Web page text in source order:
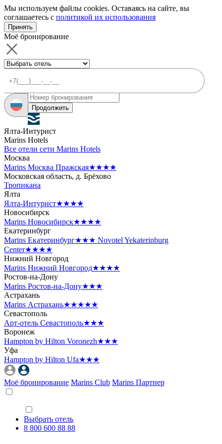
Мы используем файлы cookies. Оставаясь на сайте, вы
соглашаетесь с политикой их использования
Принять
Моё бронирование
Продолжить
Ялта-Интурист
Marins Hotels
Все отели сети Marins Hotels
Москва
Marins Москва Пражская★★★★
Московская область, д. Брёхово
Тропикана
Ялта
Ялта-Интурист★★★★
Новосибирск
Marins Новосибирск★★★★
Екатеринбург
Marins Екатеринбург★★★ Novotel Yekaterinburg
Center★★★★
Нижний Новгород
Marins Нижний Новгород★★★★
Ростов-на-Дону
Marins Ростов-на-Дону★★★
Астрахань
Marins Астрахань★★★★★
Севастополь
Арт-отель Севастополь★★★
Воронеж
Hampton by Hilton Voronezh★★★
Уфа
Hampton by Hilton Ufa★★★
Моё бронирование Marins Club Marins Партнер
Выбрать отель
8 800 600 88 88